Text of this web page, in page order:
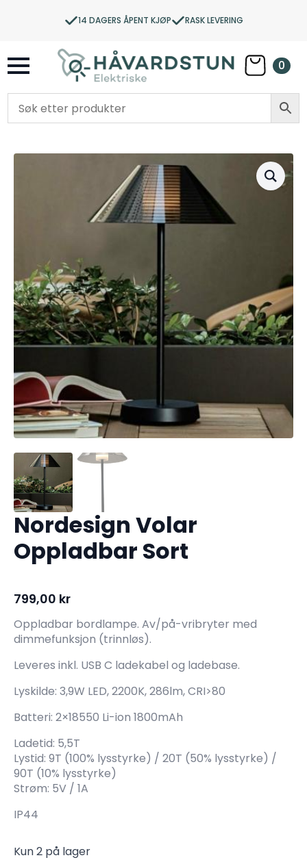
14 DAGERS ÅPENT KJØP RASK LEVERING
0
Nordesign Volar
Oppladbar Sort
799,00 kr
Oppladbar bordlampe. Av/på-vribryter med
dimmefunksjon (trinnløs).
Leveres inkl. USB C ladekabel og ladebase.
Lyskilde: 3,9W LED, 2200K, 286lm, CRI>80
Batteri: 2×18550 Li-ion 1800mAh
Ladetid: 5,5T
Lystid: 9T (100% lysstyrke) / 20T (50% lysstyrke) /
90T (10% lysstyrke)
Strøm: 5V / 1A
IP44
Kun 2 på lager